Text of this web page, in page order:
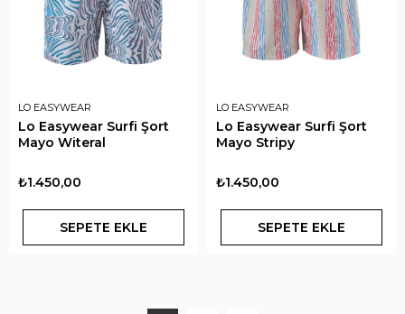
LO EASYWEAR
Lo Easywear Surfi Şort
Mayo Witeral
₺1.450,00
SEPETE EKLE
LO EASYWEAR
Lo Easywear Surfi Şort
Mayo Stripy
₺1.450,00
SEPETE EKLE